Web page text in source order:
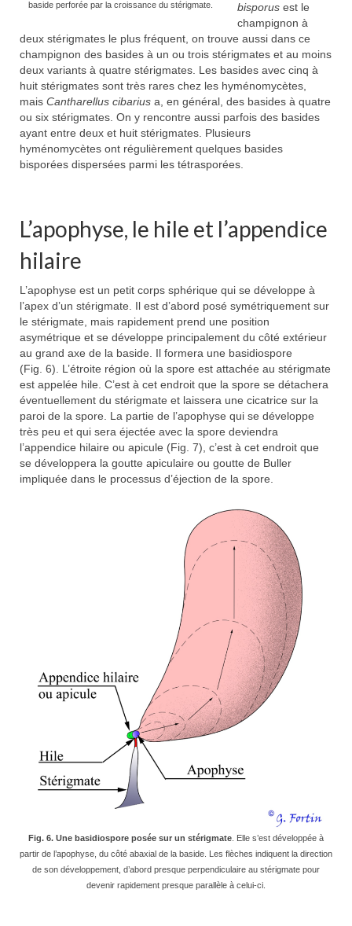
baside perforée par la croissance du stérigmate.
bisporus est le
champignon à
deux stérigmates le plus fréquent, on trouve aussi dans ce
champignon des basides à un ou trois stérigmates et au moins
deux variants à quatre stérigmates. Les basides avec cinq à
huit stérigmates sont très rares chez les hyménomycètes,
mais Cantharellus cibarius a, en général, des basides à quatre
ou six stérigmates. On y rencontre aussi parfois des basides
ayant entre deux et huit stérigmates. Plusieurs
hyménomycètes ont régulièrement quelques basides
bisporées dispersées parmi les tétrasporées.
L’apophyse, le hile et l’appendice
hilaire
L’apophyse est un petit corps sphérique qui se développe à
l’apex d’un stérigmate. Il est d’abord posé symétriquement sur
le stérigmate, mais rapidement prend une position
asymétrique et se développe principalement du côté extérieur
au grand axe de la baside. Il formera une basidiospore
(Fig. 6). L’étroite région où la spore est attachée au stérigmate
est appelée hile. C’est à cet endroit que la spore se détachera
éventuellement du stérigmate et laissera une cicatrice sur la
paroi de la spore. La partie de l’apophyse qui se développe
très peu et qui sera éjectée avec la spore deviendra
l’appendice hilaire ou apicule (Fig. 7), c’est à cet endroit que
se développera la goutte apiculaire ou goutte de Buller
impliquée dans le processus d’éjection de la spore.
Fig. 6. Une basidiospore posée sur un stérigmate . Elle s’est développée à
partir de l’apophyse, du côté abaxial de la baside. Les flèches indiquent la direction
de son développement, d’abord presque perpendiculaire au stérigmate pour
devenir rapidement presque parallèle à celui-ci.